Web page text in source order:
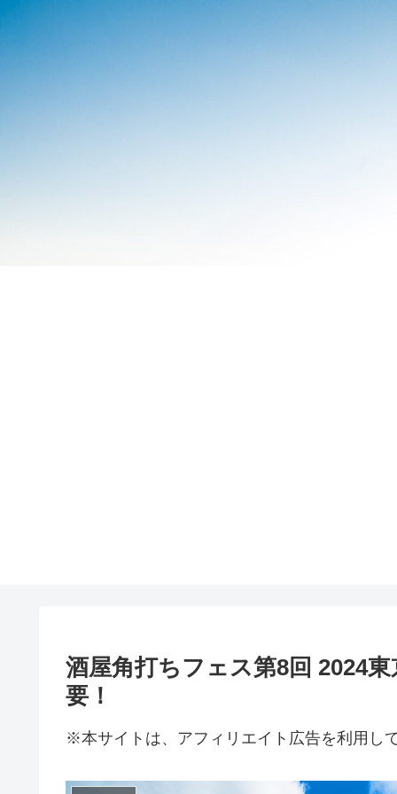
酒屋角打ちフェス第8回 2024
要！
※本サイトは、アフィリエイト広告を利用し